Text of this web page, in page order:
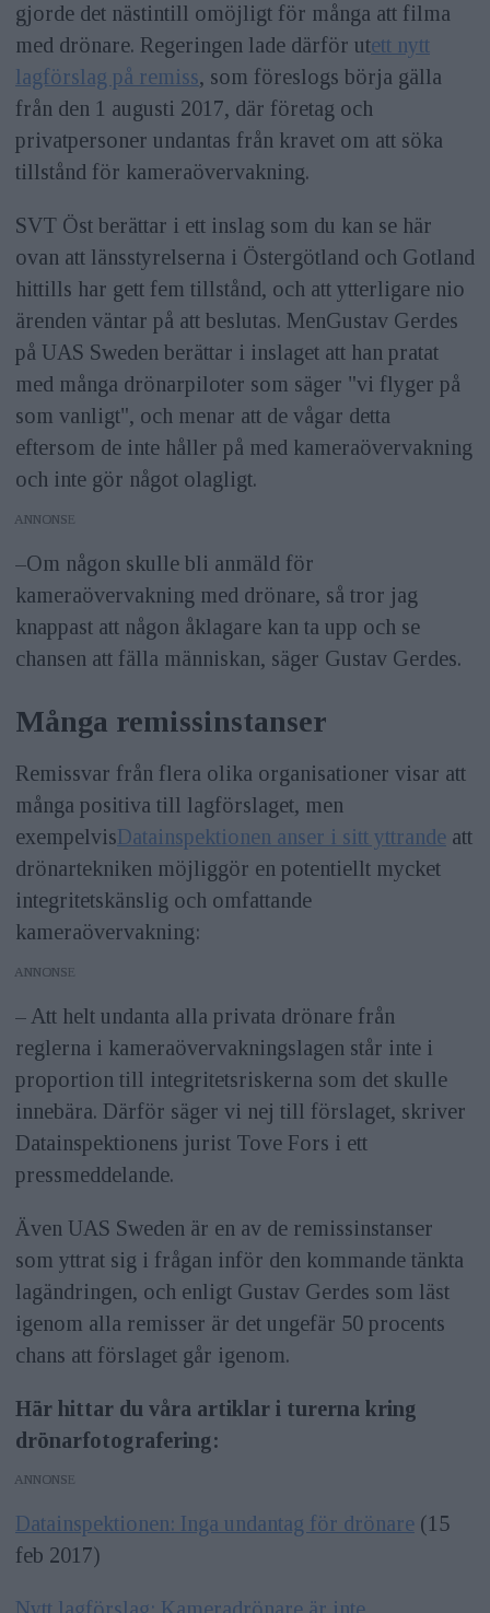
gjorde det nästintill omöjligt för många att filma
med drönare. Regeringen lade därför utett nytt
lagförslag på remiss, som föreslogs börja gälla
från den 1 augusti 2017, där företag och
privatpersoner undantas från kravet om att söka
tillstånd för kameraövervakning.
SVT Öst berättar i ett inslag som du kan se här
ovan att länsstyrelserna i Östergötland och Gotland
hittills har gett fem tillstånd, och att ytterligare nio
ärenden väntar på att beslutas. MenGustav Gerdes
på UAS Sweden berättar i inslaget att han pratat
med många drönarpiloter som säger "vi flyger på
som vanligt", och menar att de vågar detta
eftersom de inte håller på med kameraövervakning
och inte gör något olagligt.
ANNONS
–Om någon skulle bli anmäld för
kameraövervakning med drönare, så tror jag
knappast att någon åklagare kan ta upp och se
chansen att fälla människan, säger Gustav Gerdes.
Många remissinstanser
Remissvar från flera olika organisationer visar att
många positiva till lagförslaget, men
exempelvisDatainspektionen anser i sitt yttrandeatt
drönartekniken möjliggör en potentiellt mycket
integritetskänslig och omfattande
kameraövervakning:
ANNONS
– Att helt undanta alla privata drönare från
reglerna i kameraövervakningslagen står inte i
proportion till integritetsriskerna som det skulle
innebära. Därför säger vi nej till förslaget, skriver
Datainspektionens jurist Tove Fors i ett
pressmeddelande.
Även UAS Sweden är en av de remissinstanser
som yttrat sig i frågan inför den kommande tänkta
lagändringen, och enligt Gustav Gerdes som läst
igenom alla remisser är det ungefär 50 procents
chans att förslaget går igenom.
Här hittar du våra artiklar i turerna kring
drönarfotografering:
ANNONS
Datainspektionen: Inga undantag för drönare(15
feb 2017)